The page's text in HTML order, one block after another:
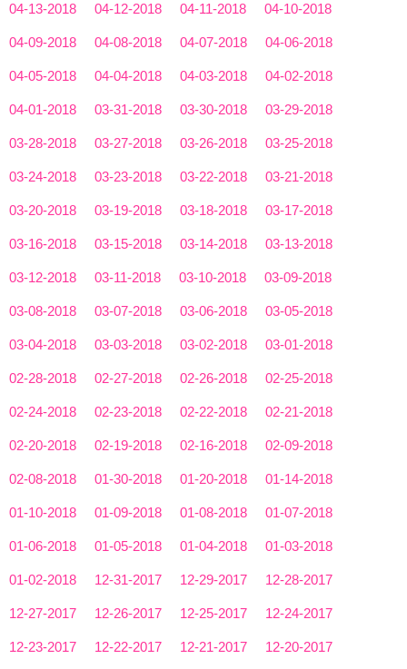
04-13-2018 04-12-2018 04-11-2018 04-10-2018
04-09-2018 04-08-2018 04-07-2018 04-06-2018
04-05-2018 04-04-2018 04-03-2018 04-02-2018
04-01-2018 03-31-2018 03-30-2018 03-29-2018
03-28-2018 03-27-2018 03-26-2018 03-25-2018
03-24-2018 03-23-2018 03-22-2018 03-21-2018
03-20-2018 03-19-2018 03-18-2018 03-17-2018
03-16-2018 03-15-2018 03-14-2018 03-13-2018
03-12-2018 03-11-2018 03-10-2018 03-09-2018
03-08-2018 03-07-2018 03-06-2018 03-05-2018
03-04-2018 03-03-2018 03-02-2018 03-01-2018
02-28-2018 02-27-2018 02-26-2018 02-25-2018
02-24-2018 02-23-2018 02-22-2018 02-21-2018
02-20-2018 02-19-2018 02-16-2018 02-09-2018
02-08-2018 01-30-2018 01-20-2018 01-14-2018
01-10-2018 01-09-2018 01-08-2018 01-07-2018
01-06-2018 01-05-2018 01-04-2018 01-03-2018
01-02-2018 12-31-2017 12-29-2017 12-28-2017
12-27-2017 12-26-2017 12-25-2017 12-24-2017
12-23-2017 12-22-2017 12-21-2017 12-20-2017